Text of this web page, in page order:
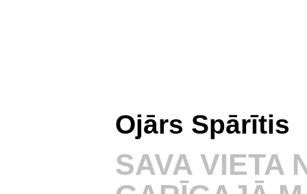
Ojārs Spārītis
SAVA VIETA